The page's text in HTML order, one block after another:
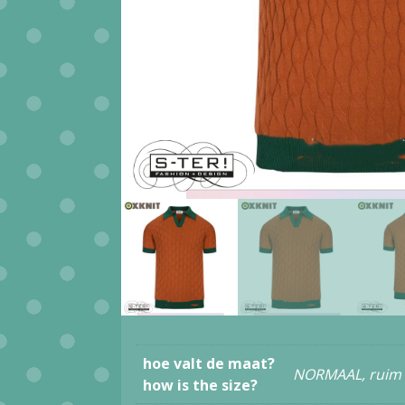
hoe valt de maat?
how is the size?
NORMAAL, ruim